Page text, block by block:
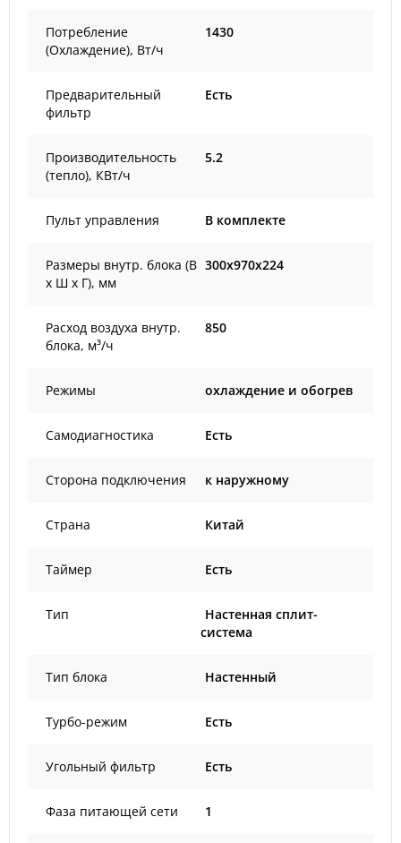
Потребление
(Охлаждение), Вт/ч
1430
Предварительный
фильтр
Есть
Производительность
(тепло), КВт/ч
5.2
Пульт управления В комплекте
Размеры внутр. блока (В
х Ш х Г), мм
300x970x224
Расход воздуха внутр.
блока, м³/ч
850
Режимы охлаждение и обогрев
Самодиагностика Есть
Сторона подключения к наружному
Страна Китай
Таймер Есть
Тип
Настенная сплит-
система
Тип блока Настенный
Турбо-режим Есть
Угольный фильтр Есть
Фаза питающей сети 1